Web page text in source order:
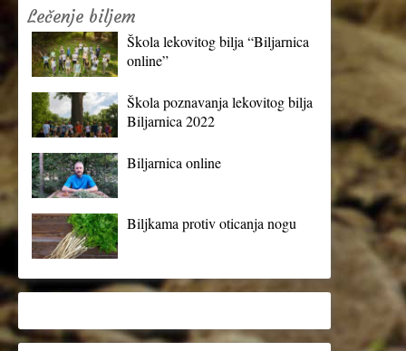
Lečenje biljem
Škola lekovitog bilja “Biljarnica
online”
Škola poznavanja lekovitog bilja
Biljarnica 2022
Biljarnica online
Biljkama protiv oticanja nogu